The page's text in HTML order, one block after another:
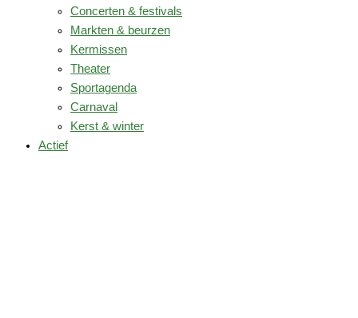
Concerten & festivals
Markten & beurzen
Kermissen
Theater
Sportagenda
Carnaval
Kerst & winter
Actief